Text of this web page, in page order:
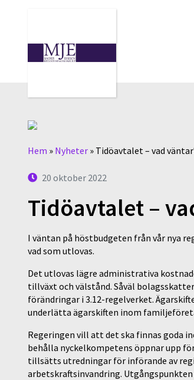
Hem » Nyheter » Tidöavtalet – vad
20 oktober 2022
Tidöavtalet –
I väntan på höstbudgeten från vår nya
vad som utlovas.
Det utlovas lägre administrativa
tillväxt och välstånd. Såväl
förändringar i 3.12-regelverket.
underlätta ägarskiften inom
Regeringen vill att det ska finnas goda
behålla nyckelkompetens öppnar upp
tillsätts utredningar för införande av
arbetskraftsinvandring.